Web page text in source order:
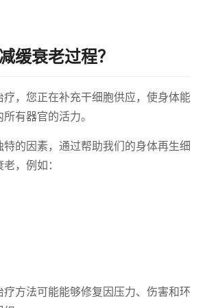
缓衰老过程？
疗，您正在补充干细胞供应，使身体能
有器官的活力。
特的因素，通过帮助我们的身体再生细
，例如：
疗方法可能能够修复因压力、伤害和环